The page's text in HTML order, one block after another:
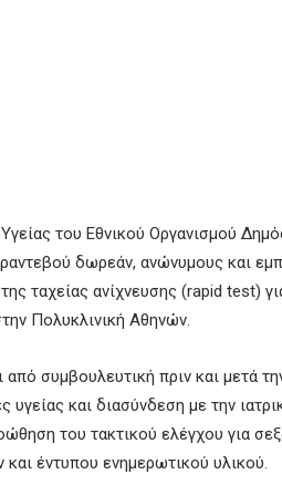
του Εθνικού Οργανισμού
δωρεάν, ανώνυμους και
ταχείας ανίχνευσης (rapid test)
Πολυκλινική Αθηνών.
από συμβουλευτική πριν και μετά
και διασύνδεση με την
του τακτικού ελέγχου για
έντυπου ενημερωτικού υλικού.